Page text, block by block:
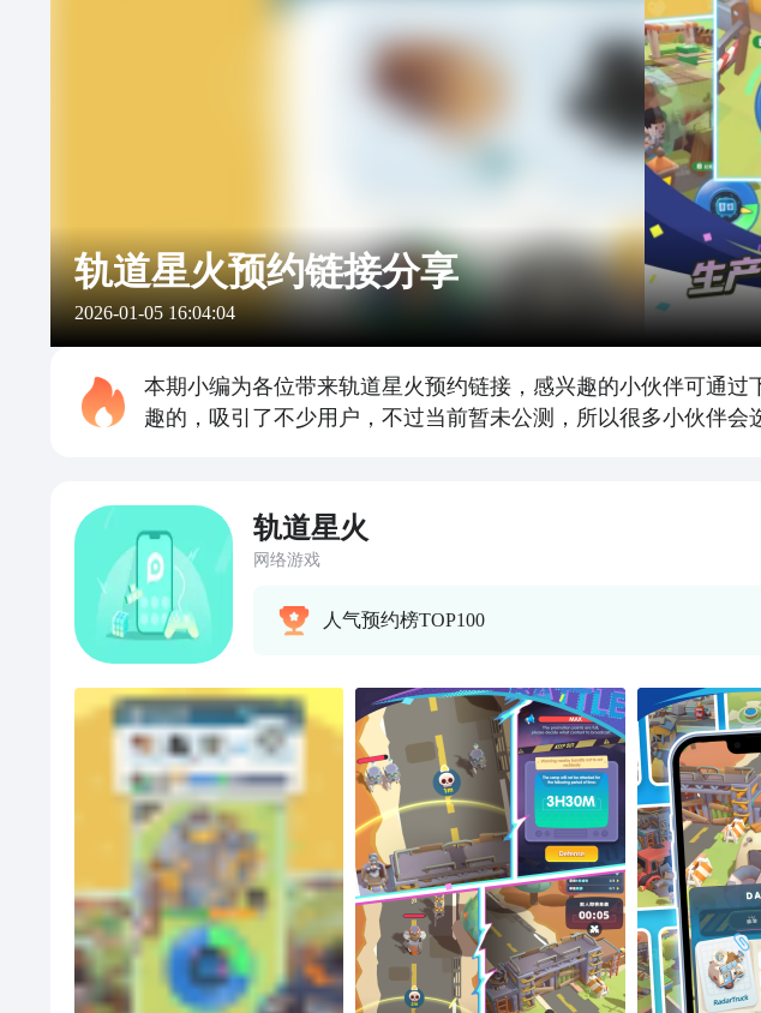
轨道星火预约链接分享
2026-01-05 16:04:04
本期小编为各位带来轨道星火预约链接，感兴趣的小伙伴可通
趣的，吸引了不少用户，不过当前暂未公测，所以很多小伙伴
轨道星火
网络游戏
人气预约榜TOP100